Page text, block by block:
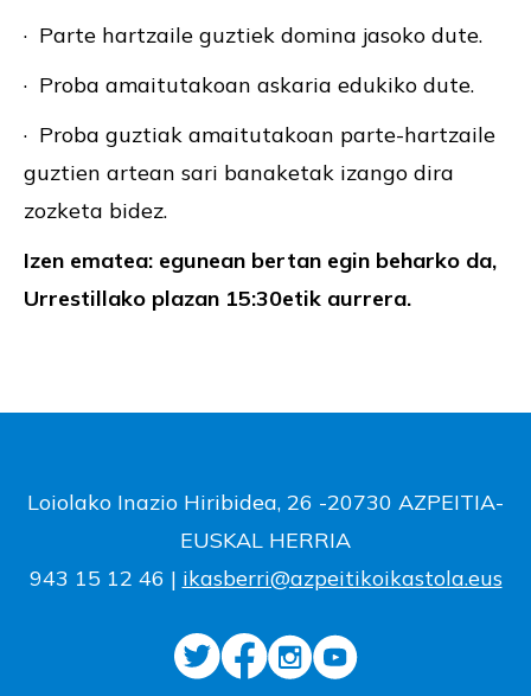
· Parte hartzaile guztiek domina jasoko dute.
· Proba amaitutakoan askaria edukiko dute.
· Proba guztiak amaitutakoan parte-hartzaile
guztien artean sari banaketak izango dira
zozketa bidez.
Izen ematea: egunean bertan egin beharko da,
Urrestillako plazan 15:30etik aurrera.
Loiolako Inazio Hiribidea, 26 -20730 AZPEITIA-
EUSKAL HERRIA
943 15 12 46 | ikasberri@azpeitikoikastola.eus